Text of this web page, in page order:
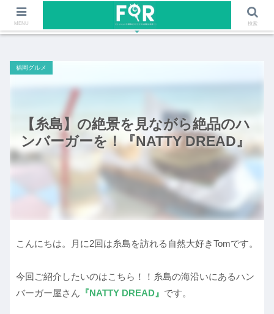
ファッションや福岡のワクワクする情報を発信！！
【糸島】の絶景を見ながら絶品のハ
ンバーガーを！『NATTY DREAD』
福岡グルメ
こんにちは。月に2回は糸島を訪れる自然大好きTomです。
今回ご紹介したいのはこちら！！糸島の海沿いにあるハン
バーガー屋さん 『NATTY DREAD』 です。
MENU 検索